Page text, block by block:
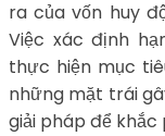
ra của vốn huy
Việc xác định
thực hiện mục
những mặt trái
giải pháp để